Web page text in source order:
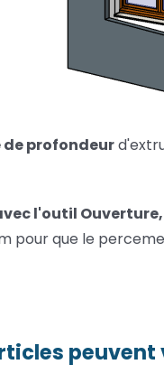
profondeur
l'outil Ouverture,
pour que le
peuvent